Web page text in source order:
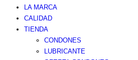
LA MARCA
CALIDAD
TIENDA
CONDONES
LUBRICANTE